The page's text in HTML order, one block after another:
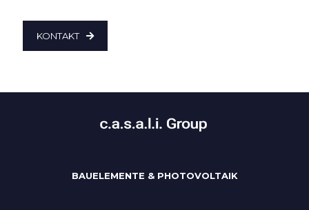
KONTAKT
BAUELEMENTE & PHOTOVOLTAIK